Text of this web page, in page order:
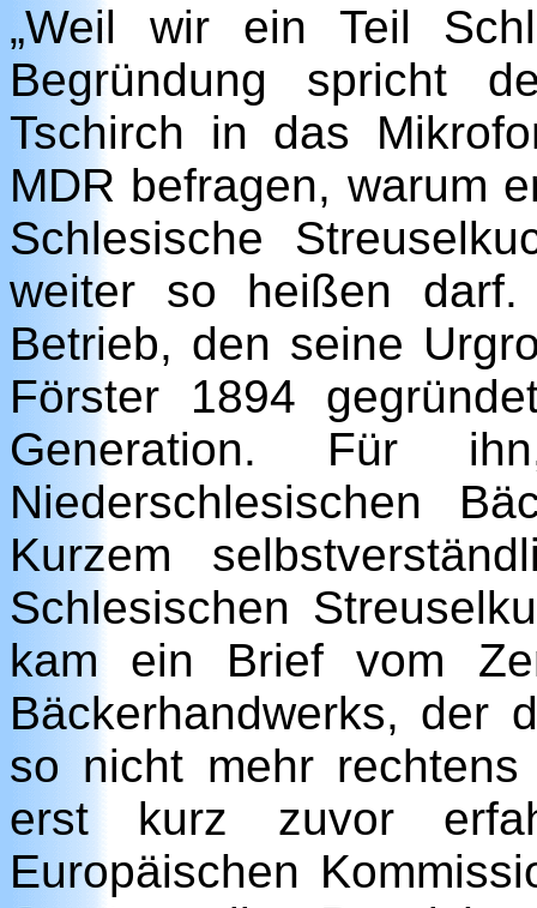
„Weil wir ein Teil
Begründung spricht
Tschirch in das
MDR befragen, warum
Schlesische
weiter so heißen
Betrieb, den seine
Förster 1894
Generation. Für
Niederschlesischen
Kurzem
Schlesischen
kam ein Brief vom
Bäckerhandwerks, der
so nicht mehr
erst kurz zuvor
Europäischen